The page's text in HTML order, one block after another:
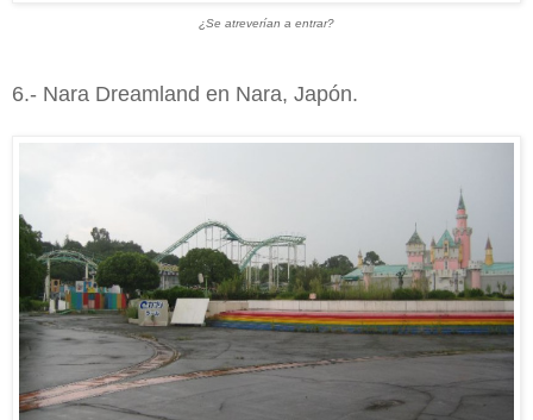
¿Se atreverían a entrar?
6.- Nara Dreamland en Nara, Japón.